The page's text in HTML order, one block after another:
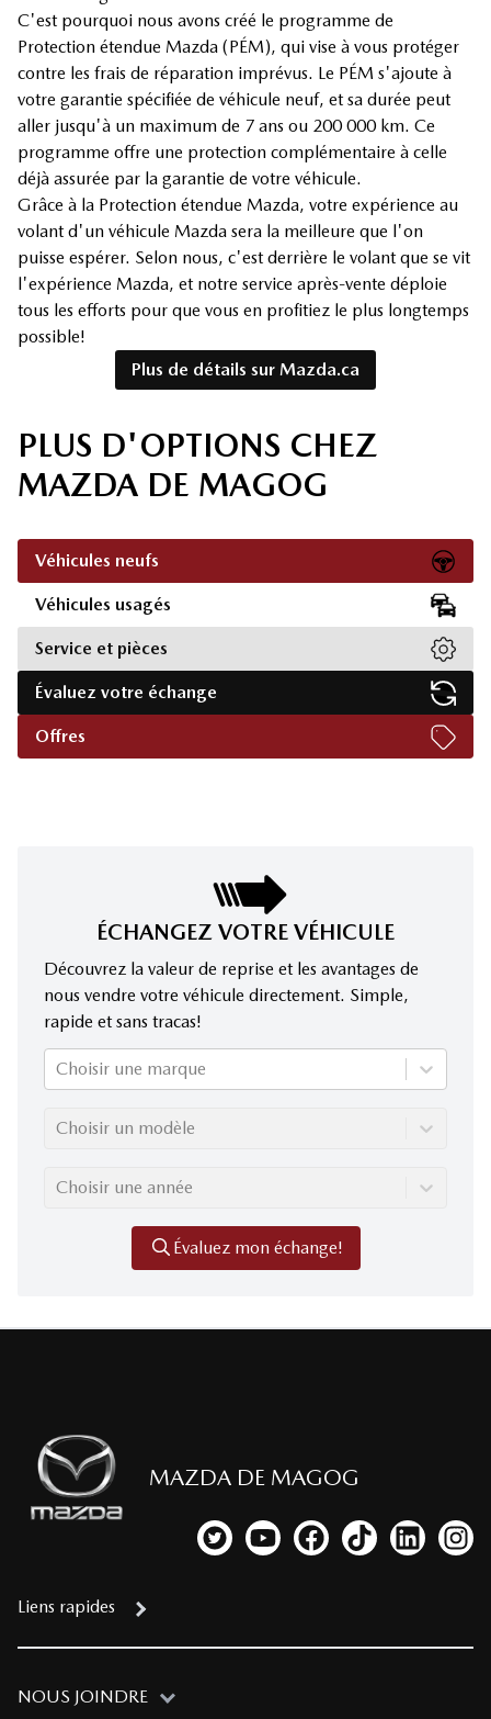
C'est pourquoi nous avons créé le programme de
Protection étendue Mazda (PÉM), qui vise à vous protéger
contre les frais de réparation imprévus. Le PÉM s'ajoute à
votre garantie spécifiée de véhicule neuf, et sa durée peut
aller jusqu'à un maximum de 7 ans ou 200 000 km. Ce
programme offre une protection complémentaire à celle
déjà assurée par la garantie de votre véhicule.
Grâce à la Protection étendue Mazda, votre expérience au
volant d'un véhicule Mazda sera la meilleure que l'on
puisse espérer. Selon nous, c'est derrière le volant que se vit
l'expérience Mazda, et notre service après-vente déploie
tous les efforts pour que vous en profitiez le plus longtemps
possible!
Plus de détails sur Mazda.ca
PLUS D'OPTIONS CHEZ
MAZDA DE MAGOG
Véhicules neufs
Véhicules usagés
Service et pièces
Évaluez votre échange
Offres
ÉCHANGEZ VOTRE VÉHICULE
Découvrez la valeur de reprise et les avantages de
nous vendre votre véhicule directement. Simple,
rapide et sans tracas!
Choisir une marque
Choisir un modèle
Choisir une année
Évaluez mon échange!
MAZDA DE MAGOG
Lien vers notre compte Twitter
Lien vers notre chaîne
Lien vers notre page
Lien vers notre
Lien vers
Lien
Liens rapides
NOUS JOINDRE